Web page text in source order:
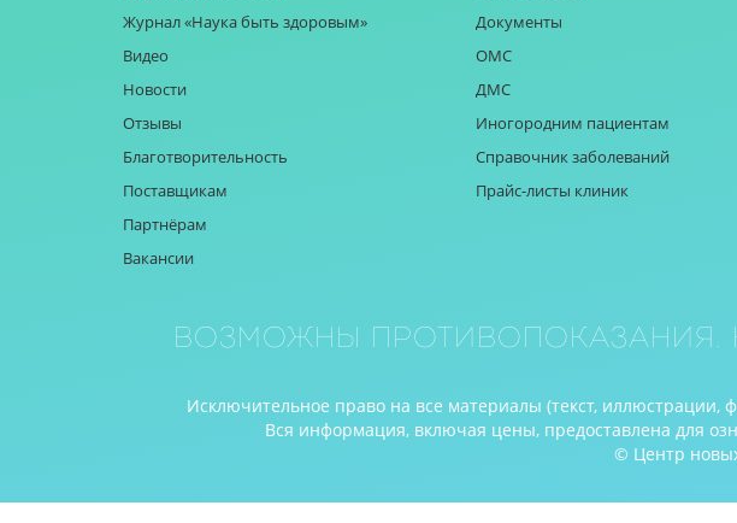
Журнал «Наука быть здоровым»
Видео
Новости
Отзывы
Благотворительность
Поставщикам
Партнёрам
Вакансии
Документы
ОМС
ДМС
Иногородним пациентам
Справочник заболеваний
Прайс-листы клиник
Возможны противопоказания.
Исключительное право на все материалы (текст,
Вся информация, включая цены, предоставлена для
© Центр